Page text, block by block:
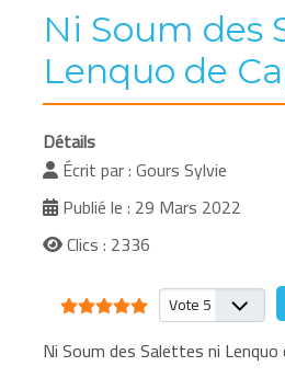
Ni Soum des
Lenquo de
Détails
Écrit par :Gours Sylvie
Publié le : 29 Mars 2022
Clics : 2336
Vote utilisateur:5/5
Veuillez voter
Ni Soum des Salettes ni Lenquo